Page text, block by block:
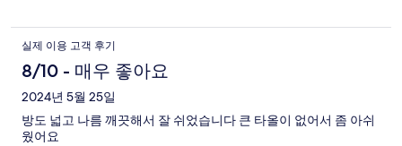
실제 이용 고객 후기
8/10 - 매우 좋아요
2024년 5월 25일
방도 넓고 나름 깨끗해서 잘 쉬었습니다 큰 타올이 없어서 좀 아쉬
웠어요